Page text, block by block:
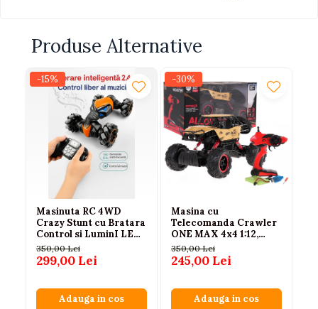
Produse Alternative
-15%
Masinuta RC 4WD
Crazy Stunt cu Bratara
Control si LuminI LED
Portocaliu 14 ani+
350,00 Lei
299,00 Lei
Adauga in cos
-30%
Masina cu
Telecomanda Crawler
ONE MAX 4x4 1:12,
Caroserie Metalica,
Suspensie cu Arcuri,
Roti din Cauciuc,
350,00 Lei
245,00 Lei
Adauga in cos